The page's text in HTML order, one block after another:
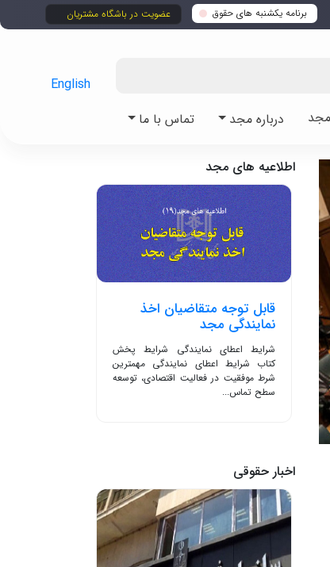
برنامه یکشنبه های حقوق عضویت در باشگاه مشتریان
درباره مجد تماس با ما
English
اطلاعیه های مجد
قابل توجه متقاضیان اخذ
نمایندگی مجد
شرایط اعطای نمایندگی شرایط پخش
کتاب شرایط اعطای نمایندگی مهمترین
شرط موفقیت در فعالیت اقتصادی، توسعه
سطح تماس...
اخبار حقوقی